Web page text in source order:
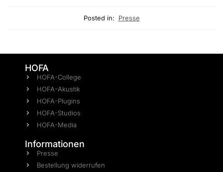
Posted in: Presse
HOFA
HOFA-College
HOFA-Akustik
HOFA-Plugins
HOFA-Studios
HOFA-Media
Informationen
Presse
Bestellung widerrufen